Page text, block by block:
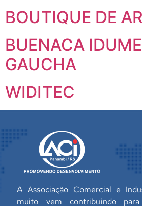
BOUTIQUE DE
BUENACA
GAUCHA
WIDITEC
A Associação Comercial e
muito vem contribuindo